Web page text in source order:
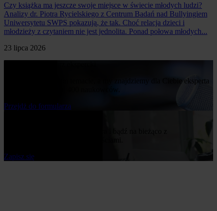
Czy książka ma jeszcze swoje miejsce w świecie młodych ludzi?
Analizy dr. Piotra Rycielskiego z Centrum Badań nad Bullyingiem
Uniwersytetu SWPS pokazują, że tak. Choć relacja dzieci i
młodzieży z czytaniem nie jest jednolita. Ponad połowa młodych...
23 lipca 2026
Napisz nam o swoim temacie, a my znajdziemy dla Ciebie eksperta
Przejdż do formularza
Zapisz się